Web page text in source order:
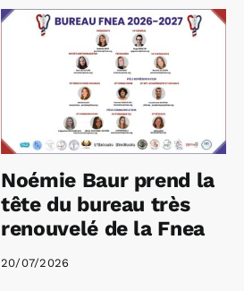
Noémie Baur prend la
tête du bureau très
renouvelé de la Fnea
20/07/2026